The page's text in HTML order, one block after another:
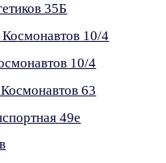
35Б
10/4
10/4
63
49е